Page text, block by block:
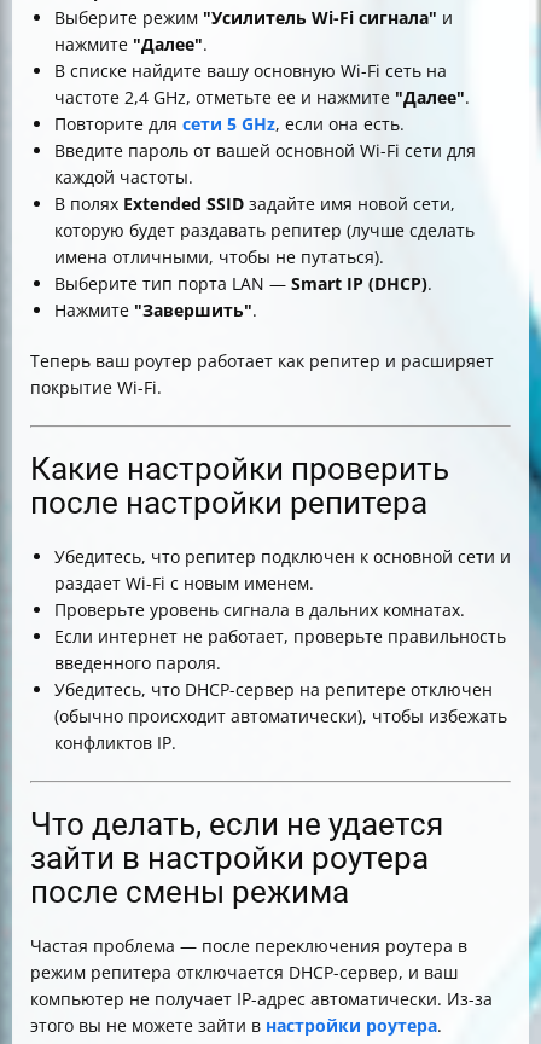
Выберите режим "Усилитель Wi-Fi сигнала" и
нажмите "Далее".
В списке найдите вашу основную Wi-Fi сеть на
частоте 2,4 GHz, отметьте ее и нажмите "Далее".
Повторите для сети 5 GHz, если она есть.
Введите пароль от вашей основной Wi-Fi сети для
каждой частоты.
В полях Extended SSID задайте имя новой сети,
которую будет раздавать репитер (лучше сделать
имена отличными, чтобы не путаться).
Выберите тип порта LAN — Smart IP (DHCP).
Нажмите "Завершить".
Теперь ваш роутер работает как репитер и расширяет
покрытие Wi-Fi.
Какие настройки проверить
после настройки репитера
Убедитесь, что репитер подключен к основной сети и
раздает Wi-Fi с новым именем.
Проверьте уровень сигнала в дальних комнатах.
Если интернет не работает, проверьте правильность
введенного пароля.
Убедитесь, что DHCP-сервер на репитере отключен
(обычно происходит автоматически), чтобы избежать
конфликтов IP.
Что делать, если не удается
зайти в настройки роутера
после смены режима
Частая проблема — после переключения роутера в
режим репитера отключается DHCP-сервер, и ваш
компьютер не получает IP-адрес автоматически. Из-за
этого вы не можете зайти в настройки роутера.